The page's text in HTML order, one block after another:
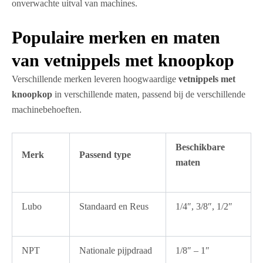
onverwachte uitval van machines.
Populaire merken en maten
van vetnippels met knoopkop
Verschillende merken leveren hoogwaardige vetnippels met
knoopkop in verschillende maten, passend bij de verschillende
machinebehoeften.
Merk Passend type
Beschikbare
maten
Lubo Standaard en Reus 1/4″, 3/8″, 1/2″
NPT Nationale pijpdraad 1/8″ – 1″